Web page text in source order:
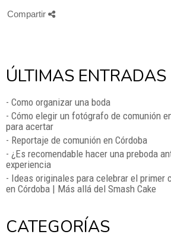
Compartir
ÚLTIMAS ENTRADAS
- Como organizar una boda
- Cómo elegir un fotógrafo de comunión
para acertar
- Reportaje de comunión en Córdoba
- ¿Es recomendable hacer una preboda
experiencia
- Ideas originales para celebrar el primer
en Córdoba | Más allá del Smash Cake
CATEGORÍAS